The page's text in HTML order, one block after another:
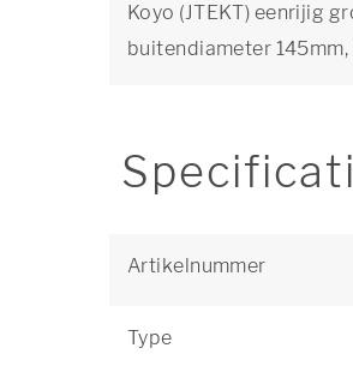
Koyo (JTEKT) eenrijig
buitendiameter
Artikelnummer
Type